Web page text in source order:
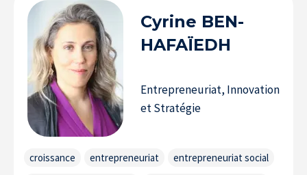
La Recherche à l’IÉSEG
Cyrine BEN-
HAFAÏEDH
Entrepreneuriat, Innovation
et Stratégie
croissance entrepreneuriat
entrepreneuriat social